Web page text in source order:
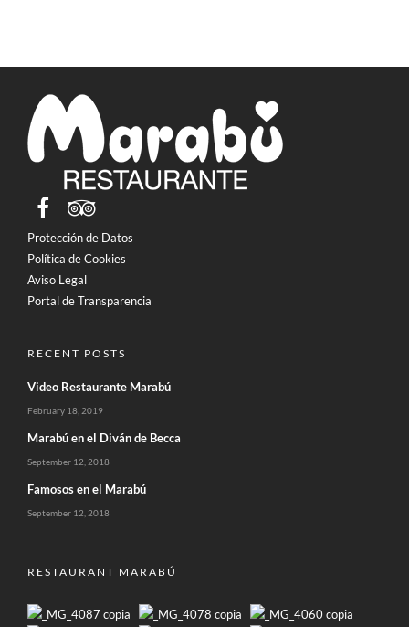
Protección de Datos
Política de Cookies
Aviso Legal
Portal de Transparencia
RECENT POSTS
Video Restaurante Marabú
February 18, 2019
Marabú en el Diván de Becca
September 12, 2018
Famosos en el Marabú
September 12, 2018
RESTAURANT MARABÚ